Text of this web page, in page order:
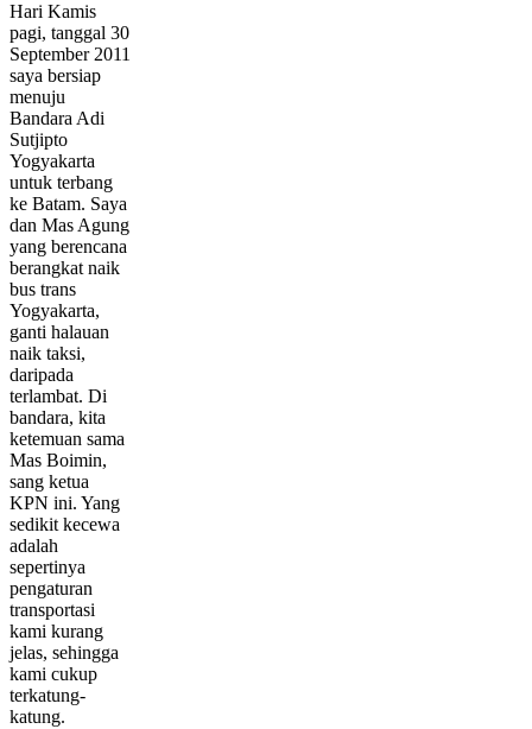
Hari Kamis
pagi, tanggal 30
September 2011
saya bersiap
menuju
Bandara Adi
Sutjipto
Yogyakarta
untuk terbang
ke Batam. Saya
dan Mas Agung
yang berencana
berangkat naik
bus trans
Yogyakarta,
ganti halauan
naik taksi,
daripada
terlambat. Di
bandara, kita
ketemuan sama
Mas Boimin,
sang ketua
KPN ini. Yang
sedikit kecewa
adalah
sepertinya
pengaturan
transportasi
kami kurang
jelas, sehingga
kami cukup
terkatung-
katung.